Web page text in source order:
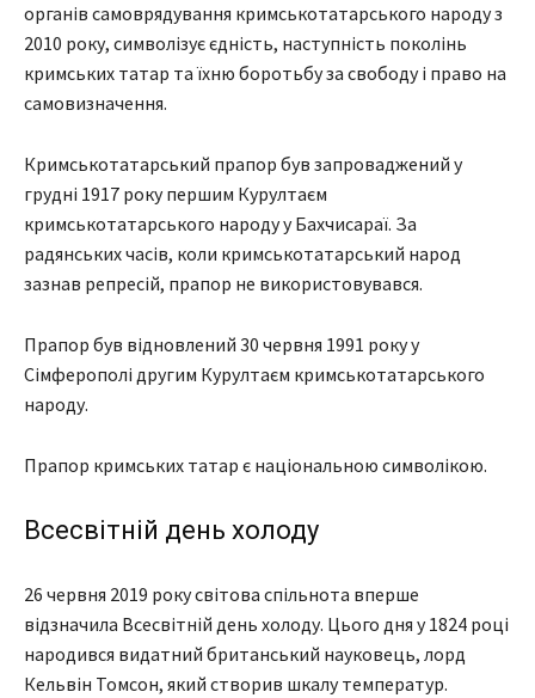
органів самоврядування кримськотатарського народу з
2010 року, символізує єдність, наступність поколінь
кримських татар та їхню боротьбу за свободу і право на
самовизначення.
Кримськотатарський прапор був запроваджений у
грудні 1917 року першим Курултаєм
кримськотатарського народу у Бахчисараї. За
радянських часів, коли кримськотатарський народ
зазнав репресій, прапор не використовувався.
Прапор був відновлений 30 червня 1991 року у
Сімферополі другим Курултаєм кримськотатарського
народу.
Прапор кримських татар є національною символікою.
Всесвітній день холоду
26 червня 2019 року світова спільнота вперше
відзначила Всесвітній день холоду. Цього дня у 1824 році
народився видатний британський науковець, лорд
Кельвін Томсон, який створив шкалу температур.